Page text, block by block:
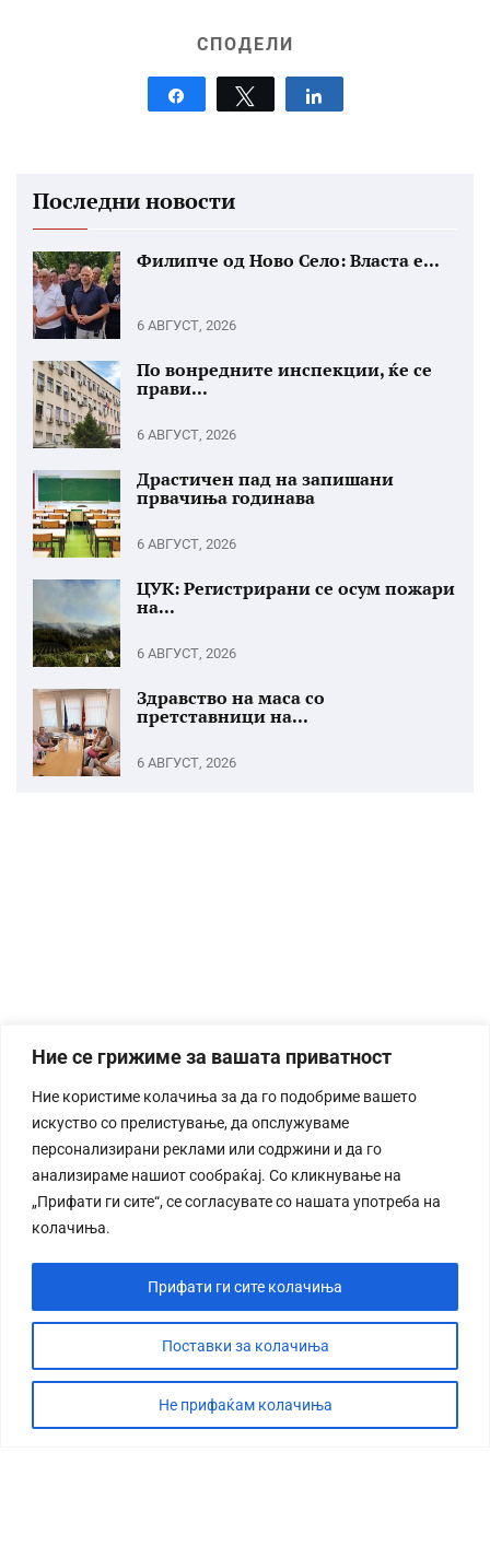
Ние се грижиме за вашата приватност
Ние користиме колачиња за да го подобриме вашето
искуство со прелистување, да опслужуваме
персонализирани реклами или содржини и да го
анализираме нашиот сообраќај. Со кликнување на
„Прифати ги сите“, се согласувате со нашата употреба на
колачиња.
Поставки за колачиња
Не прифаќам колачиња
Прифати ги сите колачиња
СПОДЕЛИ
Tweet
Последни новости
Филипче од Ново Село: Власта е...
6 АВГУСТ, 2026
По вонредните инспекции, ќе се
прави...
6 АВГУСТ, 2026
Драстичен пад на запишани
првачиња годинава
6 АВГУСТ, 2026
ЦУК: Регистрирани се осум пожари
на...
6 АВГУСТ, 2026
Здравство на маса со
претставници на...
6 АВГУСТ, 2026